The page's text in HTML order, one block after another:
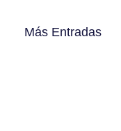
Más Entradas